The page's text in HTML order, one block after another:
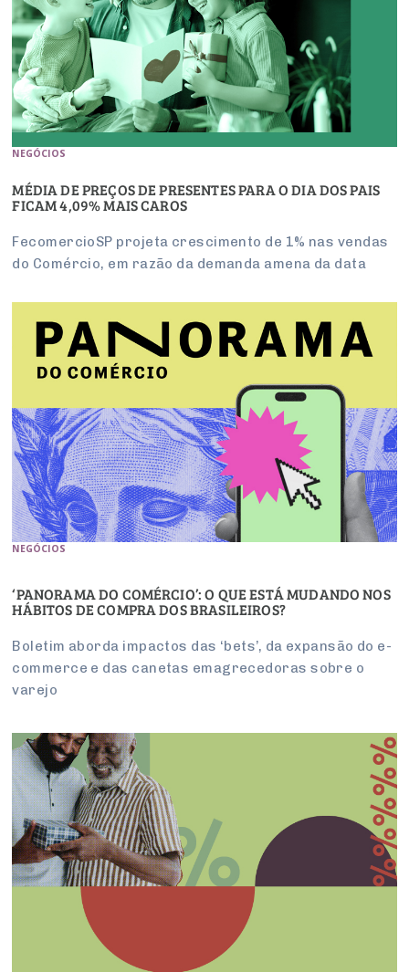
NEGÓCIOS
MÉDIA DE PREÇOS DE PRESENTES PARA O DIA DOS PAIS
FICAM 4,09% MAIS CAROS
FecomercioSP projeta crescimento de 1% nas vendas
do Comércio, em razão da demanda amena da data
NEGÓCIOS
‘PANORAMA DO COMÉRCIO’: O QUE ESTÁ MUDANDO NOS
HÁBITOS DE COMPRA DOS BRASILEIROS?
Boletim aborda impactos das ‘bets’, da expansão do e-
commerce e das canetas emagrecedoras sobre o
varejo